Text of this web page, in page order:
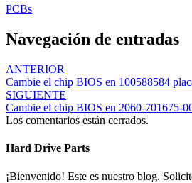
PCBs
Navegación de entradas
ANTERIOR
Cambie el chip BIOS en 100588584
SIGUIENTE
Cambie el chip BIOS en 2060-701675-
Los comentarios están cerrados.
Hard Drive Parts
¡Bienvenido! Este es nuestro blog.